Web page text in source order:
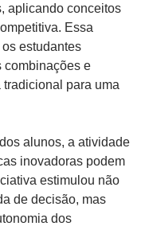
aplicando conceitos
Essa
estudantes
combinações e
para uma
alunos, a atividade
inovadoras podem
estimulou não
de decisão, mas
dos